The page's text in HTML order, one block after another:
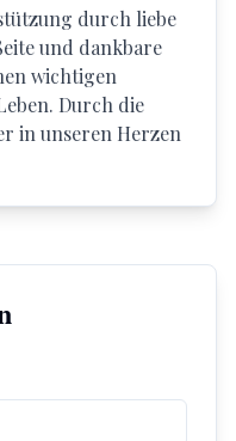
durch liebe
und dankbare
wichtigen
Durch die
in unseren Herzen